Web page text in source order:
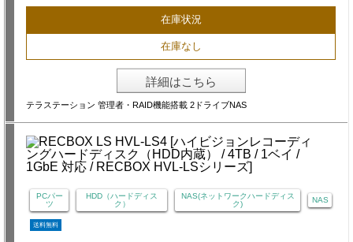
在庫状況
在庫なし
詳細はこちら
テラステーション 管理者・RAID機能搭載 2ドライブNAS
PCパー
ツ
HDD（ハードディス
ク）
NAS(ネットワークハードディス
ク)
NAS
送料無料